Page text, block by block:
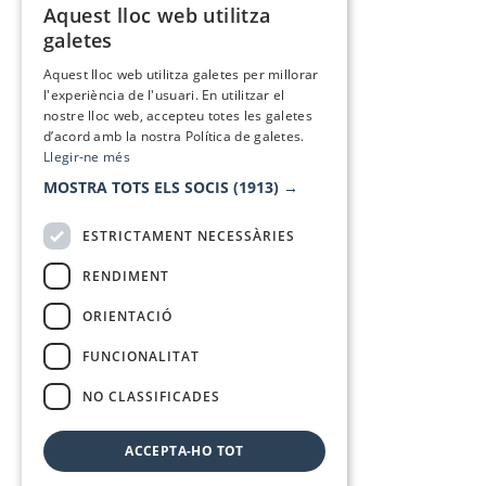
Aquest lloc web utilitza
galetes
Aquest lloc web utilitza galetes per millorar
l'experiència de l'usuari. En utilitzar el
nostre lloc web, accepteu totes les galetes
d’acord amb la nostra Política de galetes.
Llegir-ne més
MOSTRA TOTS ELS SOCIS (1913) →
ESTRICTAMENT NECESSÀRIES
RENDIMENT
ORIENTACIÓ
FUNCIONALITAT
NO CLASSIFICADES
ACCEPTA-HO TOT